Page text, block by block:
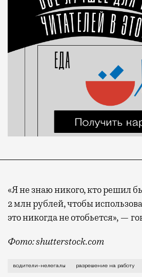
«Я не знаю никого, кто решил
2 млн рублей, чтобы
это никогда не отобьется», —
Фото: shutterstock.com
Из-за условий, которые
водители-нелегалы разрешение на работу